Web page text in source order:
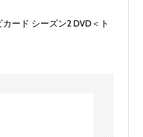
ード シーズン2 DVD＜ト